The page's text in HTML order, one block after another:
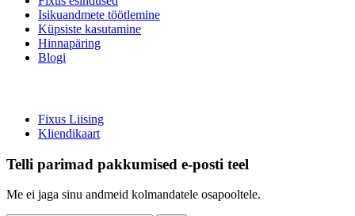
Isikuandmete töötlemine
Küpsiste kasutamine
Hinnapäring
Blogi
Fixus Liising
Kliendikaart
Telli parimad pakkumised e-posti teel
Me ei jaga sinu andmeid kolmandatele osapooltele.